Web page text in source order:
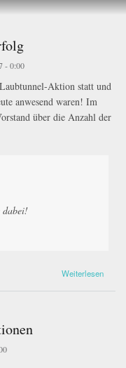
- 0:00
Aktion statt und
anwesend waren! Im
über die Anzahl der
dabei!
Weiterlesen